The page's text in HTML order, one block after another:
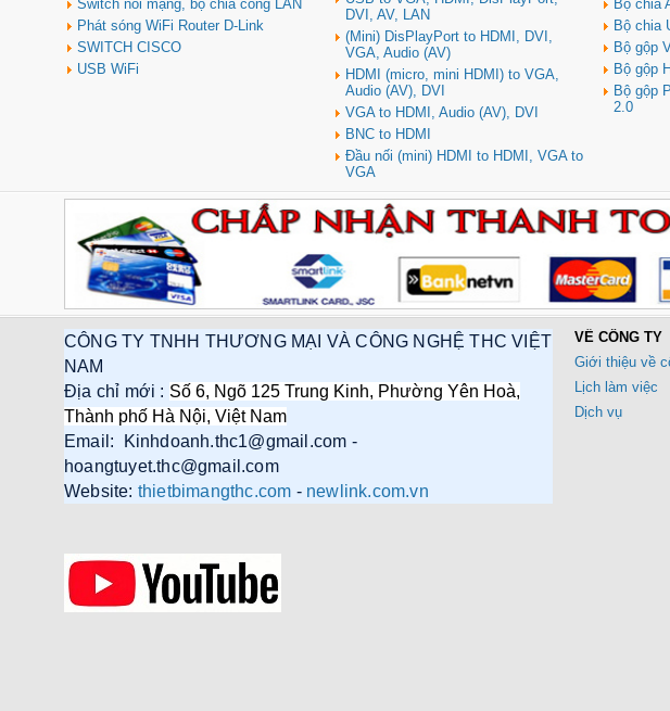
Switch nối mạng, bộ chia cổng LAN
Phát sóng WiFi Router D-Link
SWITCH CISCO
USB WiFi
DVI, AV, LAN
(Mini) DisPlayPort to HDMI, DVI,
VGA, Audio (AV)
HDMI (micro, mini HDMI) to VGA,
Audio (AV), DVI
VGA to HDMI, Audio (AV), DVI
BNC to HDMI
Đầu nối (mini) HDMI to HDMI, VGA to
VGA
Bộ chia
Bộ chia
Bộ gộp
Bộ gộp
Bộ gộp
2.0
CÔNG TY TNHH THƯƠNG MẠI VÀ CÔNG NGHỆ THC VIỆT
NAM
Địa chỉ mới : Số 6, Ngõ 125 Trung Kinh, Phường Yên Hoà,
Thành phố Hà Nội, Việt Nam
Email: Kinhdoanh.thc1@gmail.com -
hoangtuyet.thc@gmail.com
Website: thietbimangthc.com - newlink.com.vn
VỀ CÔNG TY
Giới thiệu về
Lịch làm việc
Dịch vụ